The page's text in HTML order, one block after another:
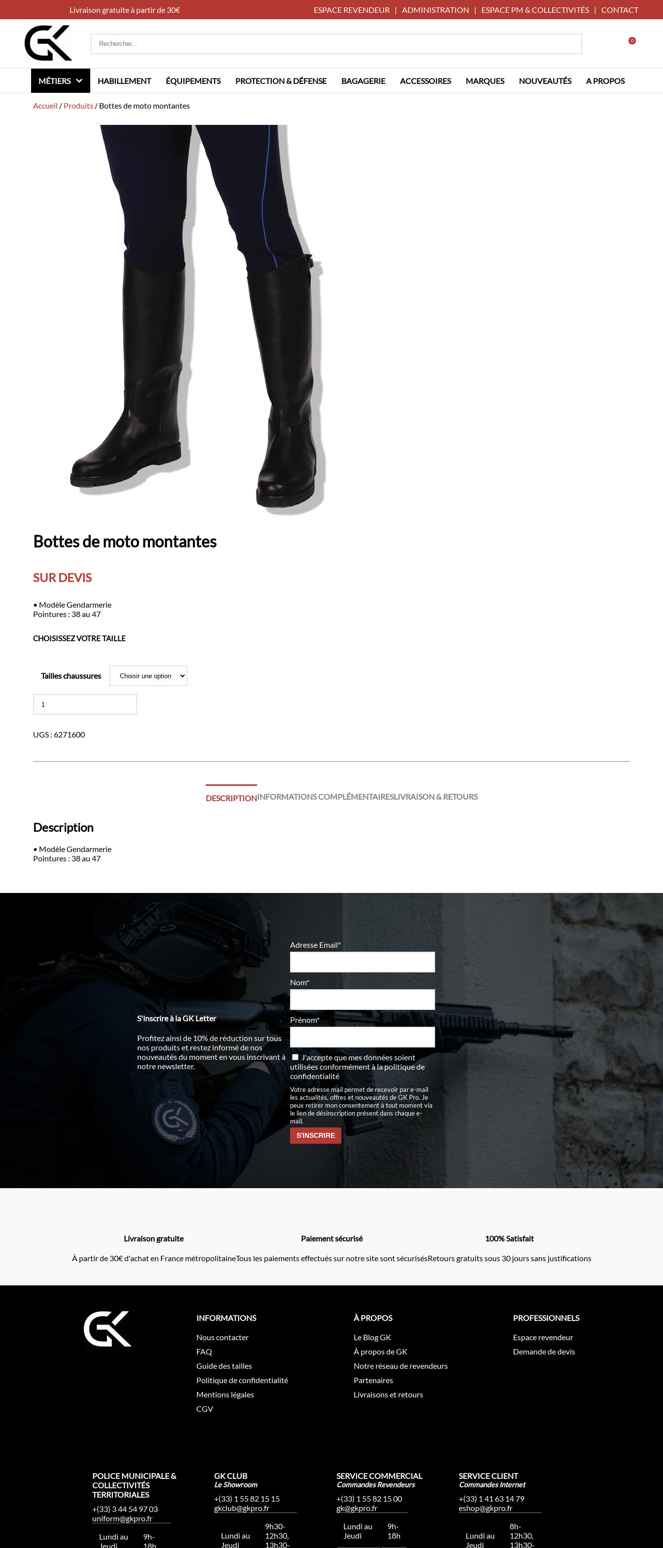
Livraison gratuite à partir de 30€ ESPACE REVENDEUR | ADMINISTRATION | ESPACE PM & COLLECTIVITÉS | CONTACT
Rechercher
0
MÉTIERS HABILLEMENT ÉQUIPEMENTS PROTECTION & DÉFENSE BAGAGERIE ACCESSOIRES MARQUES NOUVEAUTÉS A PROPOS
Accueil / Produits / Bottes de moto montantes
Bottes de moto montantes
SUR DEVIS
• Modèle Gendarmerie
Pointures : 38 au 47
CHOISISSEZ VOTRE TAILLE
Tailles chaussures
Bottes
moto
UGS :6271600
DESCRIPTIONINFORMATIONS COMPLÉMENTAIRESLIVRAISON & RETOURS
Description
• Modèle Gendarmerie
Pointures : 38 au 47
S'inscrire à la GK Letter
Profitez ainsi de 10% de réduction sur tous
nos produits et restez informé de nos
nouveautés du moment en vous inscrivant à
notre newsletter.
Adresse Email*
Nom*
Prénom*
J'accepte que mes données soient
utilisées conformément àla politique de
confidentialité
Votre adresse mail permet de recevoir par e-mail
les actualités, offres et nouveautés de GK Pro. Je
peux retirer mon consentement à tout moment via
le lien de désinscription présent dans chaque e-
mail.
Livraison gratuite
À partir de 30€ d'achat en France métropolitaine
Paiement sécurisé
Tous les paiements effectués sur notre site sont sécurisés
100% Satisfait
Retours gratuits sous 30 jours sans justifications
INFORMATIONS
Nous contacter
FAQ
Guide des tailles
Politique de confidentialité
Mentions légales
CGV
À PROPOS
Le Blog GK
À propos de GK
Notre réseau de revendeurs
Partenaires
Livraisons et retours
PROFESSIONNELS
Espace revendeur
Demande de devis
POLICE MUNICIPALE &
COLLECTIVITÉS
TERRITORIALES
+(33) 3 44 54 97 03
uniform@gkpro.fr
Lundi au
Jeudi
9h-
18h
GK CLUB
Le Showroom
+(33) 1 55 82 15 15
gkclub@gkpro.fr
Lundi au
Jeudi
9h30-
12h30,
13h30-
SERVICE COMMERCIAL
Commandes Revendeurs
+(33) 1 55 82 15 00
gk@gkpro.fr
Lundi au
Jeudi
9h-
18h
SERVICE CLIENT
Commandes Internet
+(33) 1 41 63 14 79
eshop@gkpro.fr
Lundi au
Jeudi
8h-
12h30,
13h30-